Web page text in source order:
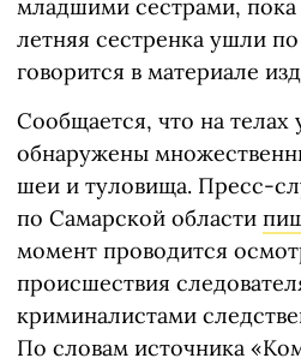
младшими сестрами,
летняя сестренка ушли
говорится в материале
Сообщается, что на
обнаружены
шеи и туловища. Пресс-
по Самарской области
момент проводится
происшествия
криминалистами
По словам источника